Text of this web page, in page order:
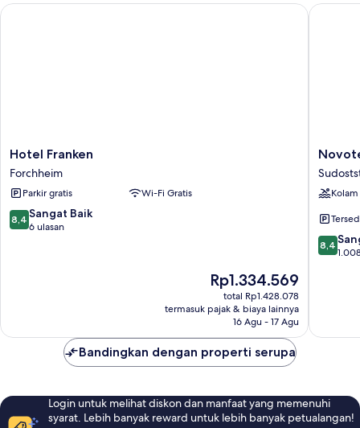
Hotel
Franken
Forchheim
Hotel Franken
Forchheim
Parkir gratis Wi-Fi Gratis
8.4
dari
8,4 Sangat Baik
6 ulasan
Harga
sekarang
Rp1.334.569
Rp1.334.569
total Rp1.428.078
termasuk pajak & biaya lainnya
16 Agu - 17 Agu
Hotel Franken
Novotel
8.4
dari
8,4
Novotel
Bandingkan dengan properti serupa
Login untuk melihat diskon dan manfaat yang memenuhi
syarat. Lebih banyak reward untuk lebih banyak petualangan!